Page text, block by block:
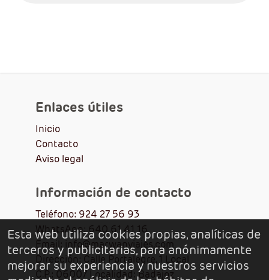
Enlaces útiles
Inicio
Contacto
Aviso legal
Información de contacto
Teléfono: 924 27 56 93
WhatsApp: 640 61 41 16
Email: info@marwanviajes.com
Dirección: Calle Portalegre, 1 Local
C.P.: 06007 Localidad: Badajoz
Esta web utiliza cookies propias, analíticas de
terceros y publicitarias, para anónimamente
mejorar su experiencia y nuestros servicios